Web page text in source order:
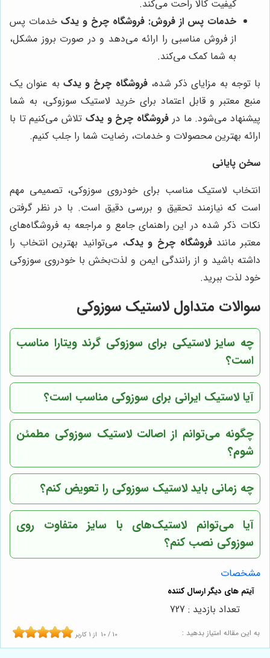
کیفیت کالا راحت می‌کند.
خدمات پس از فروش: فروشگاه چرخ و یدک خدمات پس
از فروش مناسبی را ارائه می‌دهد و در صورت بروز مشکل،
به شما کمک می‌کند.
با توجه به مزایای ذکر شده،فروشگاه چرخ و یدک به عنوان یک
منبع معتبر و قابل اعتماد برای خرید لاستیک سوزوکی، به شما
پیشنهاد می‌شود. ما در فروشگاه چرخ و یدک تلاش می‌کنیم تا با
ارائه بهترین محصولات و خدمات، رضایت شما را جلب کنیم.
سخن پایانی
انتخاب لاستیک مناسب برای خودروی سوزوکی، تصمیمی مهم
است که نیازمند تحقیق و بررسی دقیق است. با در نظر گرفتن
نکات ذکر شده در این راهنمای جامع و مراجعه به فروشگاه‌های
معتبر مانندفروشگاه چرخ و یدک، می‌توانید بهترین انتخاب را
داشته باشید و از رانندگی ایمن و لذت‌بخش با خودروی سوزوکی
خود لذت ببرید.
سوالات متداول لاستیک سوزوکی
چه سایز لاستیکی برای سوزوکی گرند ویتارا مناسب
است؟
آیا لاستیک ایرانی برای سوزوکی مناسب است؟
چگونه می‌توانم از اصالت لاستیک سوزوکی مطمئن
شوم؟
چه زمانی باید لاستیک سوزوکی را تعویض کنم؟
آیا می‌توانم لاستیک‌های با سایز متفاوت روی
سوزوکی نصب کنم؟
مشخصات
به این مقاله امتیاز بدهید : 10 / 10 از 1 کاربر
تعداد بازدید : 727